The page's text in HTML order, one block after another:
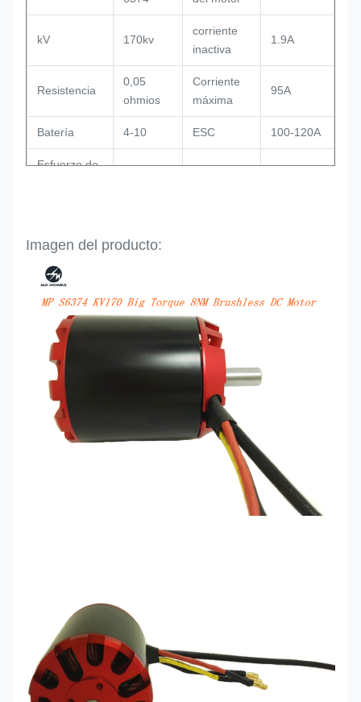
kV 170kv
corriente
inactiva
1.9A
Resistencia
0,05
ohmios
Corriente
máxima
95A
Batería 4-10 ESC 100-120A
Esfuerzo de
Peso
Imagen del producto: